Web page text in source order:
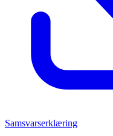
Samsvarserklæring